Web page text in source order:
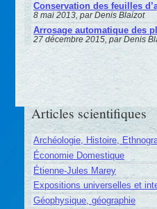
Conservation des feuilles
8 mai 2013, par Denis Blaizot
Arrosage automatique des
27 décembre 2015, par Denis
Articles scientifiques
Archéologie, Histoire,
Économie Domestique
Étienne-Jules Marey
Expositions universelles et
Géophysique, géographie